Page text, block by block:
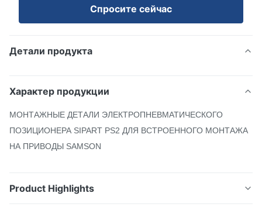
Спросите сейчас
Детали продукта
Характер продукции
МОНТАЖНЫЕ ДЕТАЛИ ЭЛЕКТРОПНЕВМАТИЧЕСКОГО
ПОЗИЦИОНЕРА SIPART PS2 ДЛЯ ВСТРОЕННОГО МОНТАЖА
НА ПРИВОДЫ SAMSON
Product Highlights